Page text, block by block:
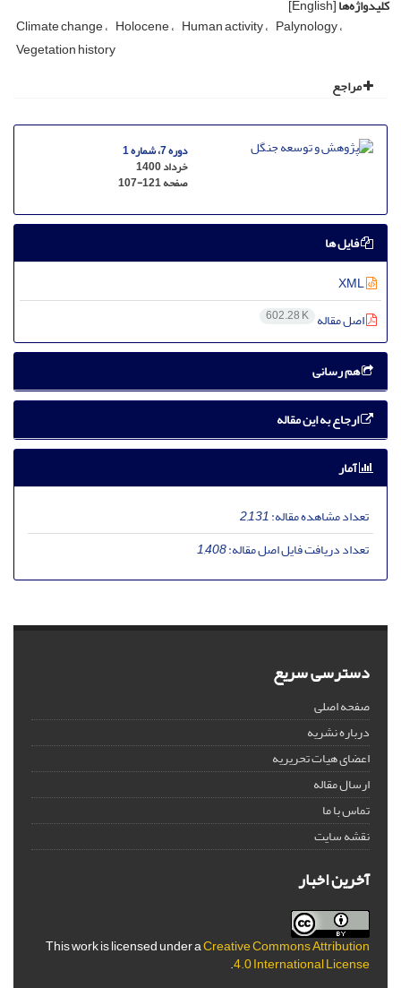
کلیدواژه‌ها[English]
Climate change Holocene Human activity Palynology
Vegetation history
مراجع
دوره 7، شماره 1
خرداد 1400
صفحه107-121
فایل ها
اصل مقاله 602.28 K
هم رسانی
ارجاع به این مقاله
آمار
تعداد مشاهده مقاله:2,131
تعداد دریافت فایل اصل مقاله:1,408
دسترسی سریع
صفحه اصلی
درباره نشریه
اعضای هیات تحریریه
ارسال مقاله
تماس با ما
نقشه سایت
آخرین اخبار
This work is licensed under aCreative Commons Attribution
4.0 International License
.